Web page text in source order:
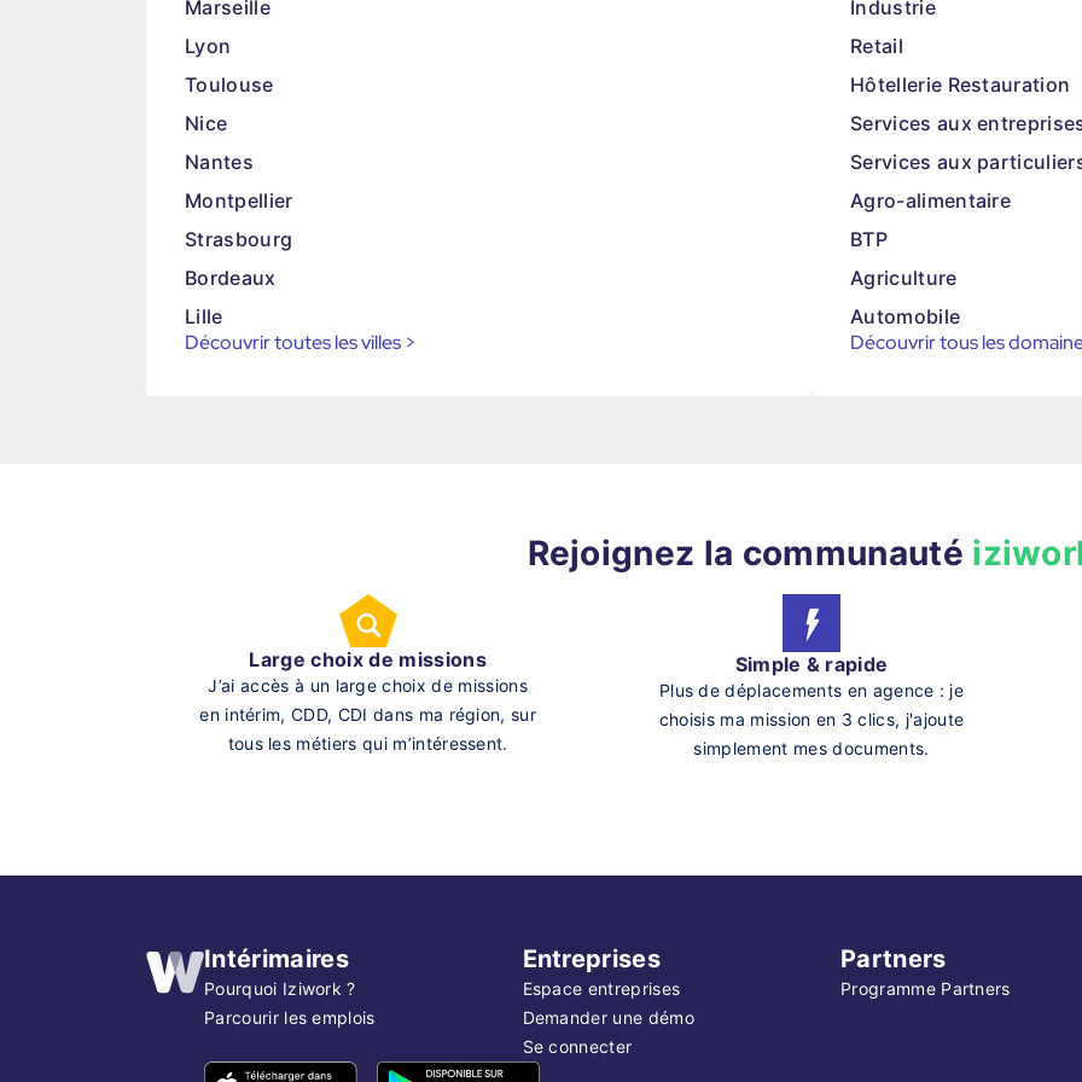
Marseille
Lyon
Toulouse
Nice
Nantes
Montpellier
Strasbourg
Bordeaux
Lille
Découvrir toutes les villes >
Industrie
Retail
Hôtellerie Restauration
Services aux
Services aux
Agro-alimentaire
BTP
Agriculture
Automobile
Découvrir tous les
Rejoignez la communauté
Large choix de missions
J’ai accès à un large choix de missions
en intérim, CDD, CDI dans ma région, sur
tous les métiers qui m’intéressent.
Simple & rapide
Plus de déplacements en agence : je
choisis ma mission en 3 clics, j'ajoute
simplement mes documents.
Intérimaires
Pourquoi Iziwork ?
Parcourir les emplois
Entreprises
Espace entreprises
Demander une démo
Se connecter
Partners
Programme Partners